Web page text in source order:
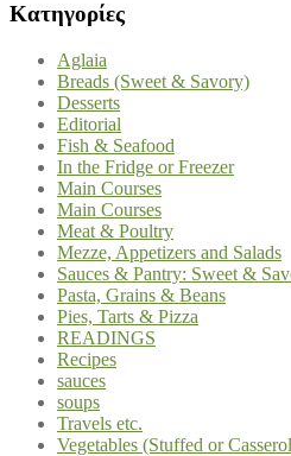
Kατηγορίες
Aglaia
Breads (Sweet & Savory)
Desserts
Editorial
Fish & Seafood
In the Fridge or Freezer
Main Courses
Main Courses
Meat & Poultry
Mezze, Appetizers and Salads
Sauces & Pantry: Sweet &
Pasta, Grains & Beans
Pies, Tarts & Pizza
READINGS
Recipes
sauces
soups
Travels etc.
Vegetables (Stuffed or